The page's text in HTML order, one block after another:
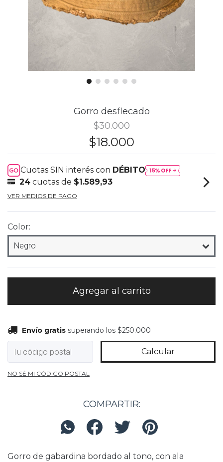
Gorro desflecado
$30.000
$18.000
Cuotas SIN interés con DÉBITO
24 cuotas de $1.589,93
VER MEDIOS DE PAGO
Color:
Envío gratis superando los$250.000
Entregas para el CP: Cambiar CP
Envío gratis superando los $250.000
Calcular
NO SÉ MI CÓDIGO POSTAL
COMPARTIR:
Gorro de gabardina bordado al tono, con ala